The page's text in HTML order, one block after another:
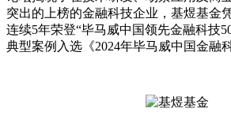
突出的上榜的金融科技企业，基煜基金
连续5年荣登“毕马威中国领先金融科技
典型案例入选《2024年毕马威中国金融